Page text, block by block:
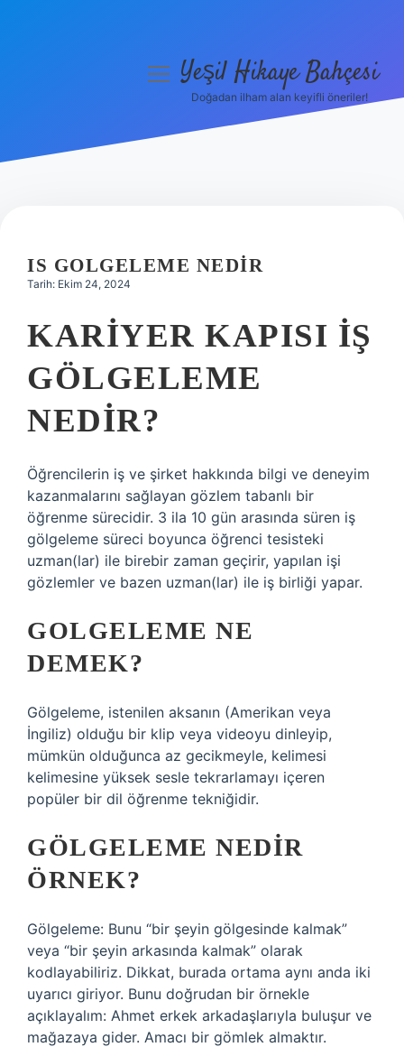
Hakkımızda
menüyüYeşil Hikaye Bahçesi
Doğadan ilham alan keyifli öneriler!
IS GOLGELEME NEDIR
Tarih: Ekim 24, 2024
KARIYER KAPISI IŞ
GÖLGELEME
NEDIR?
Öğrencilerin iş ve şirket hakkında bilgi ve deneyim
kazanmalarını sağlayan gözlem tabanlı bir
öğrenme sürecidir. 3 ila 10 gün arasında süren iş
gölgeleme süreci boyunca öğrenci tesisteki
uzman(lar) ile birebir zaman geçirir, yapılan işi
gözlemler ve bazen uzman(lar) ile iş birliği yapar.
GOLGELEME NE
DEMEK?
Gölgeleme, istenilen aksanın (Amerikan veya
İngiliz) olduğu bir klip veya videoyu dinleyip,
mümkün olduğunca az gecikmeyle, kelimesi
kelimesine yüksek sesle tekrarlamayı içeren
popüler bir dil öğrenme tekniğidir.
GÖLGELEME NEDIR
ÖRNEK?
Gölgeleme: Bunu “bir şeyin gölgesinde kalmak”
veya “bir şeyin arkasında kalmak” olarak
kodlayabiliriz. Dikkat, burada ortama aynı anda iki
uyarıcı giriyor. Bunu doğrudan bir örnekle
açıklayalım: Ahmet erkek arkadaşlarıyla buluşur ve
mağazaya gider. Amacı bir gömlek almaktır.